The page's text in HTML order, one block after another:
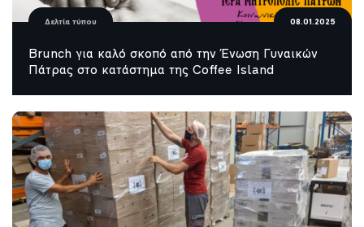
Δελτία τύπου 08.01.2025
Brunch για καλό σκοπό από την Ένωση Γυναικών
Πάτρας στο κατάστημα της Coffee Island